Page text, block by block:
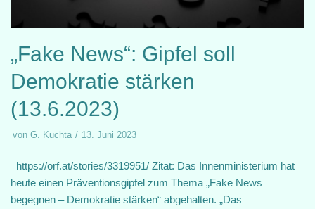
„Fake News“: Gipfel soll
Demokratie stärken
(13.6.2023)
von G. Kuchta 13. Juni 2023
https://orf.at/stories/3319951/ Zitat: Das Innenministerium hat
heute einen Präventionsgipfel zum Thema „Fake News
begegnen – Demokratie stärken“ abgehalten. „Das